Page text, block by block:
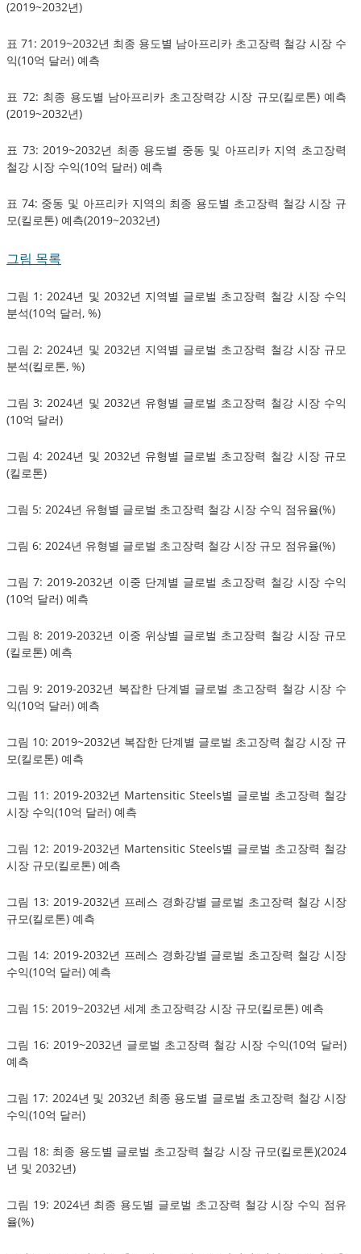
(2019~2032년)
표 71: 2019~2032년 최종 용도별 남아프리카 초고장력 철강 시장 수
익(10억 달러) 예측
표 72: 최종 용도별 남아프리카 초고장력강 시장 규모(킬로톤) 예측
(2019~2032년)
표 73: 2019~2032년 최종 용도별 중동 및 아프리카 지역 초고장력
철강 시장 수익(10억 달러) 예측
표 74: 중동 및 아프리카 지역의 최종 용도별 초고장력 철강 시장 규
모(킬로톤) 예측(2019~2032년)
그림 목록
그림 1: 2024년 및 2032년 지역별 글로벌 초고장력 철강 시장 수익
분석(10억 달러, %)
그림 2: 2024년 및 2032년 지역별 글로벌 초고장력 철강 시장 규모
분석(킬로톤, %)
그림 3: 2024년 및 2032년 유형별 글로벌 초고장력 철강 시장 수익
(10억 달러)
그림 4: 2024년 및 2032년 유형별 글로벌 초고장력 철강 시장 규모
(킬로톤)
그림 5: 2024년 유형별 글로벌 초고장력 철강 시장 수익 점유율(%)
그림 6: 2024년 유형별 글로벌 초고장력 철강 시장 규모 점유율(%)
그림 7: 2019-2032년 이중 단계별 글로벌 초고장력 철강 시장 수익
(10억 달러) 예측
그림 8: 2019-2032년 이중 위상별 글로벌 초고장력 철강 시장 규모
(킬로톤) 예측
그림 9: 2019-2032년 복잡한 단계별 글로벌 초고장력 철강 시장 수
익(10억 달러) 예측
그림 10: 2019~2032년 복잡한 단계별 글로벌 초고장력 철강 시장 규
모(킬로톤) 예측
그림 11: 2019-2032년 Martensitic Steels별 글로벌 초고장력 철강
시장 수익(10억 달러) 예측
그림 12: 2019-2032년 Martensitic Steels별 글로벌 초고장력 철강
시장 규모(킬로톤) 예측
그림 13: 2019-2032년 프레스 경화강별 글로벌 초고장력 철강 시장
규모(킬로톤) 예측
그림 14: 2019-2032년 프레스 경화강별 글로벌 초고장력 철강 시장
수익(10억 달러) 예측
그림 15: 2019~2032년 세계 초고장력강 시장 규모(킬로톤) 예측
그림 16: 2019~2032년 글로벌 초고장력 철강 시장 수익(10억 달러)
예측
그림 17: 2024년 및 2032년 최종 용도별 글로벌 초고장력 철강 시장
수익(10억 달러)
그림 18: 최종 용도별 글로벌 초고장력 철강 시장 규모(킬로톤)(2024
년 및 2032년)
그림 19: 2024년 최종 용도별 글로벌 초고장력 철강 시장 수익 점유
율(%)